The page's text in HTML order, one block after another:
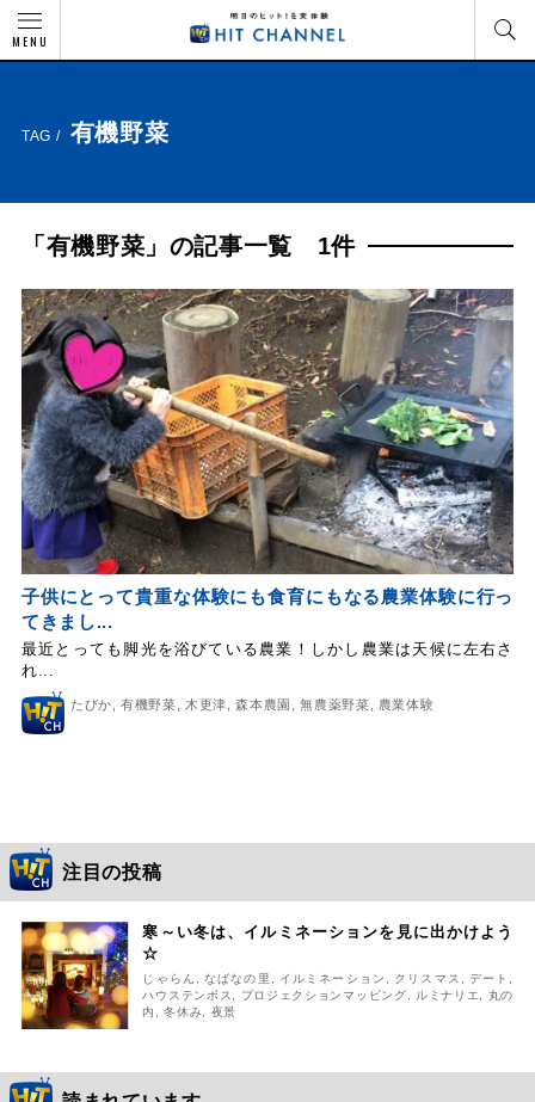
MENU
TAG / 有機野菜
「有機野菜」の記事一覧 1件
子供にとって貴重な体験にも食育にもなる農業体験に行っ
てきまし...
最近とっても脚光を浴びている農業！しかし農業は天候に左右さ
れ...
たびか ,有機野菜 木更津 ,森本農園 ,無農薬野菜 農業体験
注目の投稿
寒～い冬は、イルミネーションを見に出かけよう
☆
じゃらん ,なばなの里 , イルミネーション , クリスマス , デート ,
ハウステンボス, プロジェクションマッピング, ルミナリエ,
丸の
内 ,冬休み, 夜景